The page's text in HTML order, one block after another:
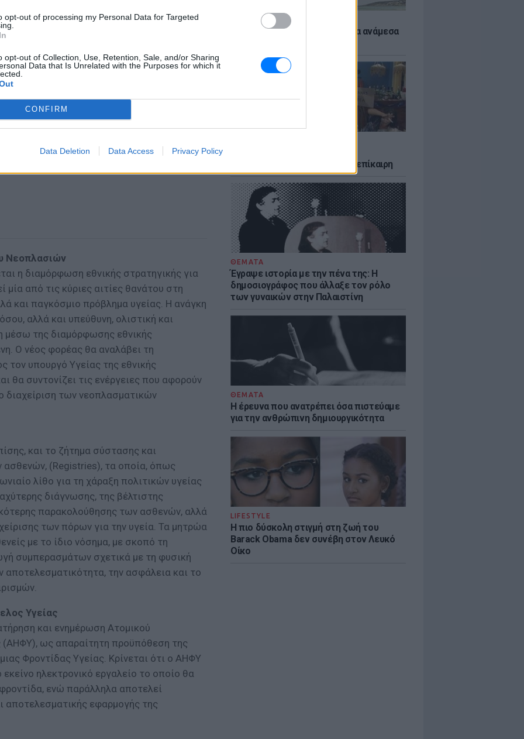
opt-out of processing my Personal Data for Targeted
opt-out of Collection, Use, Retention, Sale, and/or Sharing
Data that Is Unrelated with the Purposes for which it
CONFIRM
Data Deletion Data Access Privacy Policy
Πώς να αποφύγεις το σύγκαμα ανάμεσα
νεοπλουτισμό και παραμένει επίκαιρη
ΘΕΜΑΤΑ
Έγραψε ιστορία με την πένα της: Η
δημοσιογράφος που άλλαξε τον ρόλο
των γυναικών στην Παλαιστίνη
ΘΕΜΑΤΑ
Η έρευνα που ανατρέπει όσα πιστεύαμε
για την ανθρώπινη δημιουργικότητα
LIFESTYLE
Η πιο δύσκολη στιγμή στη ζωή του
Barack Obama δεν συνέβη στον Λευκό
Οίκο
Νεοπλασιών
η διαμόρφωση εθνικής στρατηγικής για
μία από τις κύριες αιτίες θανάτου στη
και παγκόσμιο πρόβλημα υγείας. Η ανάγκη
αλλά και υπεύθυνη, ολιστική και
μέσω της διαμόρφωσης εθνικής
Ο νέος φορέας θα αναλάβει τη
τον υπουργό Υγείας της εθνικής
θα συντονίζει τις ενέργειες που αφορούν
διαχείριση των νεοπλασματικών
και το ζήτημα σύστασης και
ασθενών, (Registries), τα οποία, όπως
λίθο για τη χάραξη πολιτικών υγείας
διάγνωσης, της βέλτιστης
παρακολούθησης των ασθενών, αλλά
των πόρων για την υγεία. Τα μητρώα
με το ίδιο νόσημα, με σκοπό τη
συμπερασμάτων σχετικά με τη φυσική
αποτελεσματικότητα, την ασφάλεια και το
Υγείας
και ενημέρωση Ατομικού
(ΑΗΦΥ), ως απαραίτητη προϋπόθεση της
Φροντίδας Υγείας. Κρίνεται ότι ο ΑΗΦΥ
ηλεκτρονικό εργαλείο το οποίο θα
ενώ παράλληλα αποτελεί
αποτελεσματικής εφαρμογής της